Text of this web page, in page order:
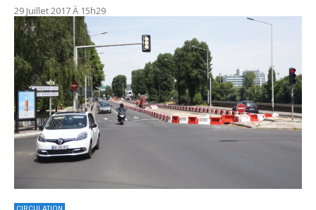
29 Juillet 2017 À 15h29